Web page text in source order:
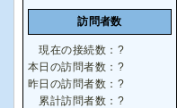
訪問者数
現在の接続数： ?
本日の訪問者数： ?
昨日の訪問者数： ?
累計訪問者数： ?